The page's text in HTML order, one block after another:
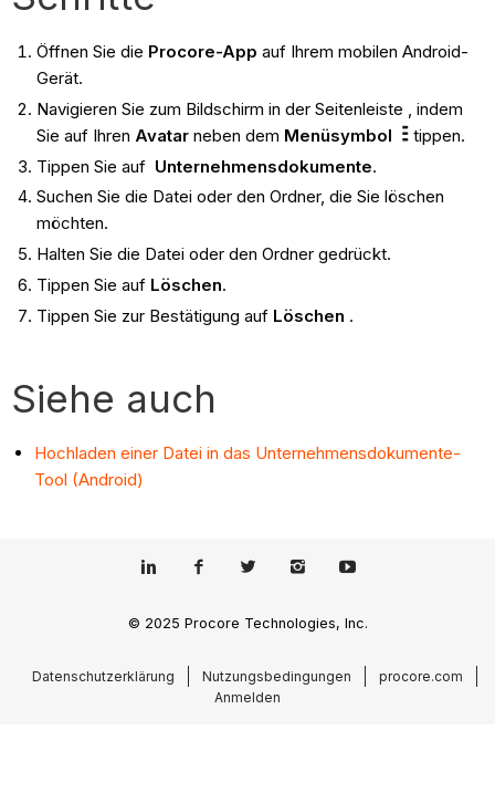
Öffnen Sie die Procore-App auf Ihrem mobilen Android-
Gerät.
Navigieren Sie zum Bildschirm in der Seitenleiste , indem
Sie auf Ihren Avatarneben dem Menüsymbol
tippen.
Tippen Sie auf Unternehmensdokumente.
Suchen Sie die Datei oder den Ordner, die Sie löschen
möchten.
Halten Sie die Datei oder den Ordner gedrückt.
Tippen Sie auf Löschen.
Tippen Sie zur Bestätigung auf Löschen .
Siehe auch
Hochladen einer Datei in das Unternehmensdokumente-
Tool (Android)
© 2025 Procore Technologies, Inc.
Datenschutzerklärung Nutzungsbedingungen
procore.com
Anmelden